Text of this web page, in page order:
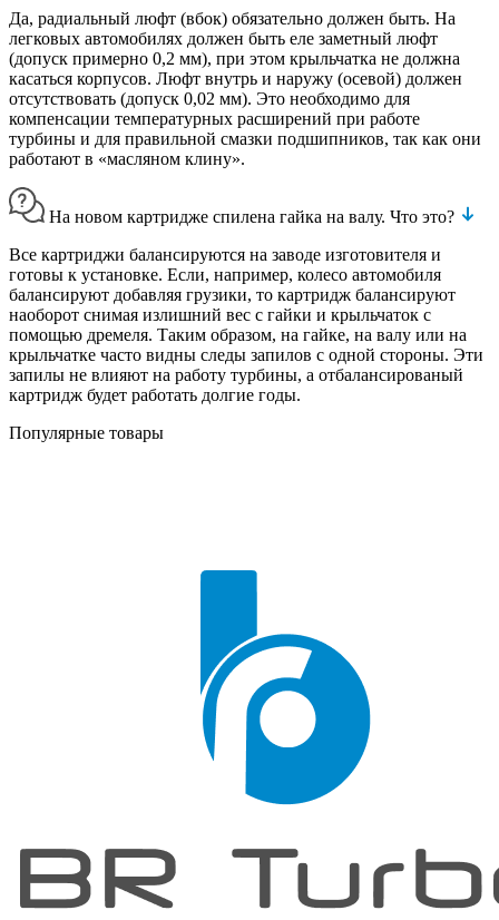
Да, радиальный люфт (вбок) обязательно должен быть. На
легковых автомобилях должен быть еле заметный люфт
(допуск примерно 0,2 мм), при этом крыльчатка не должна
касаться корпусов. Люфт внутрь и наружу (осевой) должен
отсутствовать (допуск 0,02 мм). Это необходимо для
компенсации температурных расширений при работе
турбины и для правильной смазки подшипников, так как они
работают в «масляном клину».
На новом картридже спилена гайка на валу. Что это?
Все картриджи балансируются на заводе изготовителя и
готовы к установке. Если, например, колесо автомобиля
балансируют добавляя грузики, то картридж балансируют
наоборот снимая излишний вес с гайки и крыльчаток с
помощью дремеля. Таким образом, на гайке, на валу или на
крыльчатке часто видны следы запилов с одной стороны. Эти
запилы не влияют на работу турбины, а отбалансированый
картридж будет работать долгие годы.
Популярные товары